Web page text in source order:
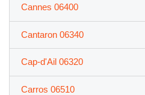
Cannes 06400
Cantaron 06340
Cap-d'Ail 06320
Carros 06510